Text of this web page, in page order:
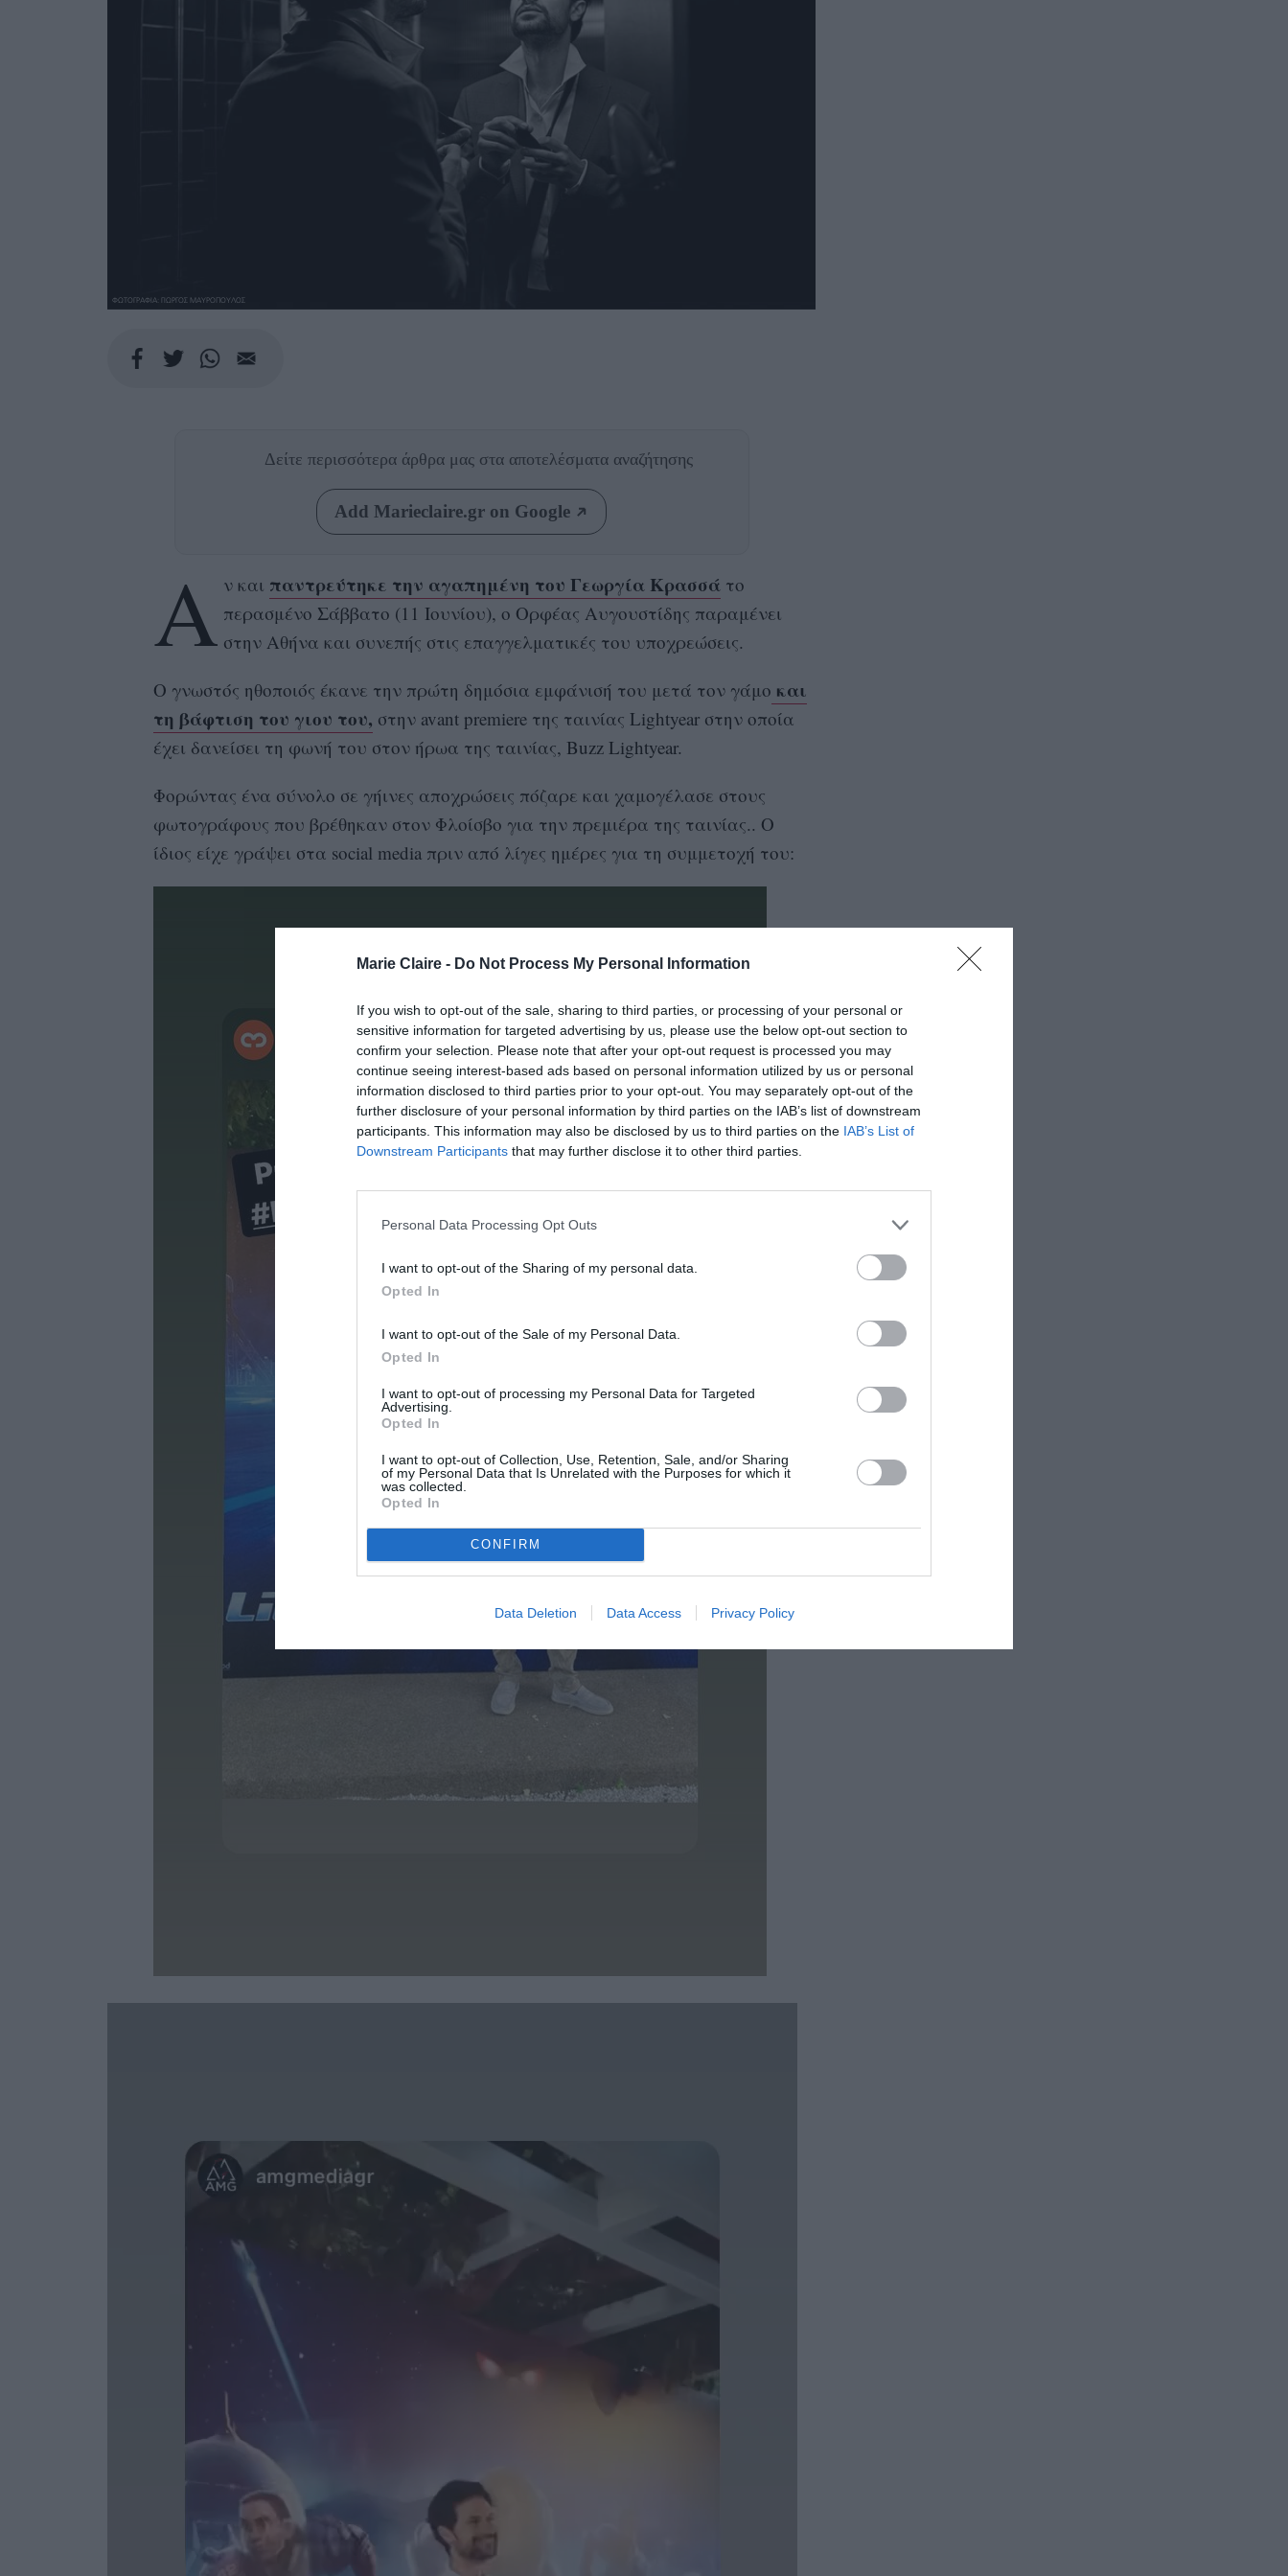
Marie Claire - Do Not Process My Personal Information
If you wish to opt-out of the sale, sharing to third parties, or processing of your personal or
sensitive information for targeted advertising by us, please use the below opt-out section to
confirm your selection. Please note that after your opt-out request is processed you may
continue seeing interest-based ads based on personal information utilized by us or personal
information disclosed to third parties prior to your opt-out. You may separately opt-out of the
further disclosure of your personal information by third parties on the IAB’s list of downstream
participants. This information may also be disclosed by us to third parties on the IAB’s List of
Downstream Participants that may further disclose it to other third parties.
Personal Data Processing Opt Outs
I want to opt-out of the Sharing of my personal data.
Opted In
I want to opt-out of the Sale of my Personal Data.
Opted In
I want to opt-out of processing my Personal Data for Targeted
Advertising.
Opted In
I want to opt-out of Collection, Use, Retention, Sale, and/or Sharing
of my Personal Data that Is Unrelated with the Purposes for which it
was collected.
Opted In
CONFIRM
Data Deletion Data Access Privacy Policy
ΦΩΤΟΓΡΑΦΙΑ: ΓΙΩΡΓΟΣ ΜΑΥΡΟΠΟΥΛΟΣ
Δείτε περισσότερα άρθρα μας στα αποτελέσματα αναζήτησης
Add Marieclaire.gr on Google
Α ν και παντρεύτηκε την αγαπημένη του Γεωργία Κρασσά το
περασμένο Σάββατο (11 Ιουνίου), ο Ορφέας Αυγουστίδης παραμένει
στην Αθήνα και συνεπής στις επαγγελματικές του υποχρεώσεις.
Ο γνωστός ηθοποιός έκανε την πρώτη δημόσια εμφάνισή του μετά τον γάμο και
τη βάφτιση του γιου του, στην avant premiere της ταινίας Lightyear στην οποία
έχει δανείσει τη φωνή του στον ήρωα της ταινίας, Buzz Lightyear.
Φορώντας ένα σύνολο σε γήινες αποχρώσεις πόζαρε και χαμογέλασε στους
φωτογράφους που βρέθηκαν στον Φλοίσβο για την πρεμιέρα της ταινίας.. Ο
ίδιος είχε γράψει στα social media πριν από λίγες ημέρες για τη συμμετοχή του: